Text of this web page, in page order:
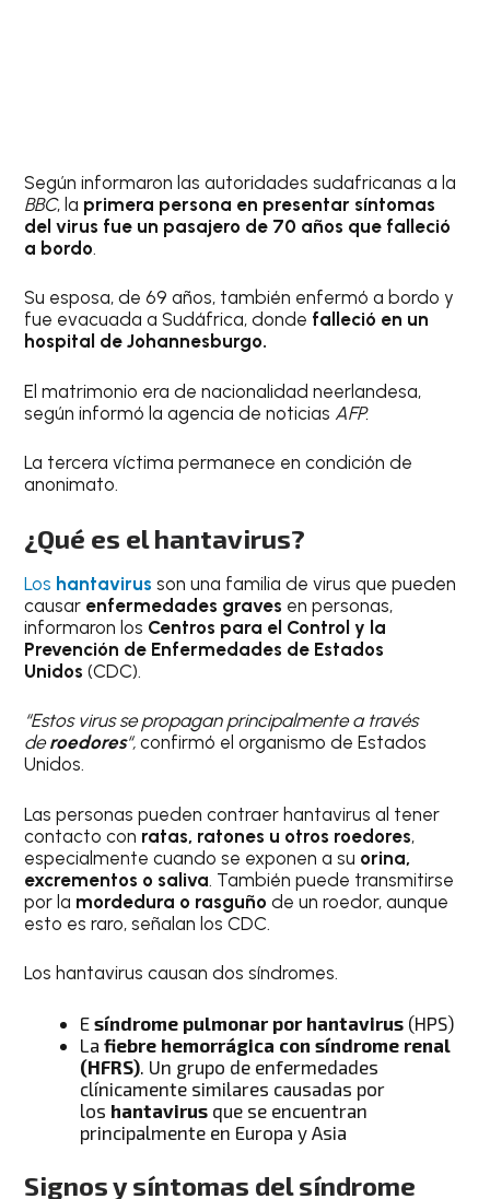
Según informaron las autoridades sudafricanas a la
BBC, la primera persona en presentar síntomas
del virus fue un pasajero de 70 años que falleció
a bordo.
Su esposa, de 69 años, también enfermó a bordo y
fue evacuada a Sudáfrica, donde falleció en un
hospital de Johannesburgo.
El matrimonio era de nacionalidad neerlandesa,
según informó la agencia de noticias AFP.
La tercera víctima permanece en condición de
anonimato.
¿Qué es el hantavirus?
Los hantavirus son una familia de virus que pueden
causar enfermedades graves en personas,
informaron los Centros para el Control y la
Prevención de Enfermedades de Estados
Unidos (CDC).
“Estos virus se propagan principalmente a través
deroedores“, confirmó el organismo de Estados
Unidos.
Las personas pueden contraer hantavirus al tener
contacto con ratas, ratones u otros roedores,
especialmente cuando se exponen a su orina,
excrementos o saliva. También puede transmitirse
por la mordedura o rasguño de un roedor, aunque
esto es raro, señalan los CDC.
Los hantavirus causan dos síndromes.
Esíndrome pulmonar por hantavirus (HPS)
La fiebre hemorrágica con síndrome renal
(HFRS) . Un grupo de enfermedades
clínicamente similares causadas por
los hantavirus que se encuentran
principalmente en Europa y Asia
Signos y síntomas del síndrome